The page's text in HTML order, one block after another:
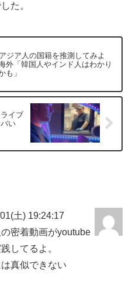
た。
ジア人の国籍を推測してみよ
外「韓国人やインド人はわかり
も」
イブ
い
土) 19:24:17
密着動画がyoutube
してるよ。
真似できない